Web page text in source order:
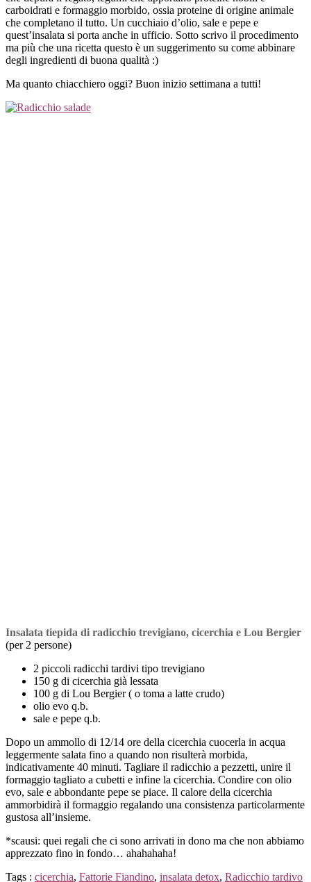
carboidrati e formaggio morbido, ossia proteine di origine animale
che completano il tutto. Un cucchiaio d’olio, sale e pepe e
quest’insalata si porta anche in ufficio. Sotto scrivo il procedimento
ma più che una ricetta questo è un suggerimento su come abbinare
degli ingredienti di buona qualità :)
Ma quanto chiacchiero oggi? Buon inizio settimana a tutti!
Insalata tiepida di radicchio trevigiano, cicerchia e Lou Bergier
(per 2 persone)
2 piccoli radicchi tardivi tipo trevigiano
150 g di cicerchia già lessata
100 g di Lou Bergier ( o toma a latte crudo)
olio evo q.b.
sale e pepe q.b.
Dopo un ammollo di 12/14 ore della cicerchia cuocerla in acqua
leggermente salata fino a quando non risulterà morbida,
indicativamente 40 minuti. Tagliare il radicchio a pezzetti, unire il
formaggio tagliato a cubetti e infine la cicerchia. Condire con olio
evo, sale e abbondante pepe se piace. Il calore della cicerchia
ammorbidirà il formaggio regalando una consistenza particolarmente
gustosa all’insieme.
*scausi: quei regali che ci sono arrivati in dono ma che non abbiamo
apprezzato fino in fondo… ahahahaha!
Tags : cicerchia, Fattorie Fiandino, insalata detox, Radicchio tardivo